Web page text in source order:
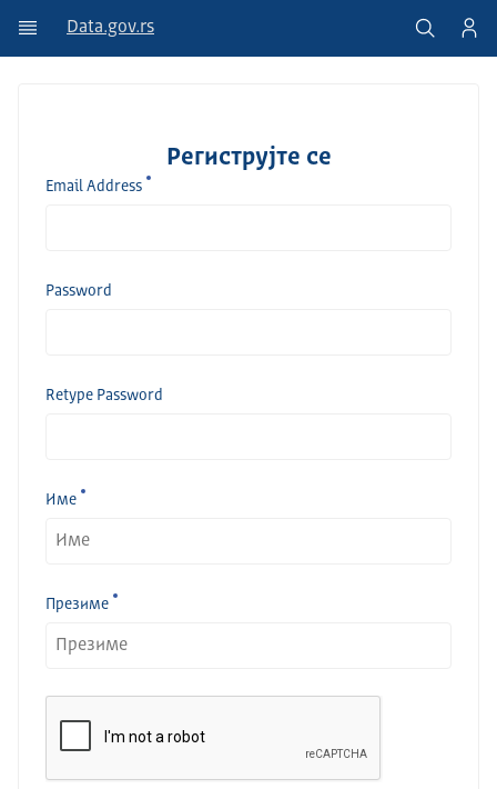
Data.gov.rs
Региструјте се
Email Address
Password
Retype Password
Име
Презиме